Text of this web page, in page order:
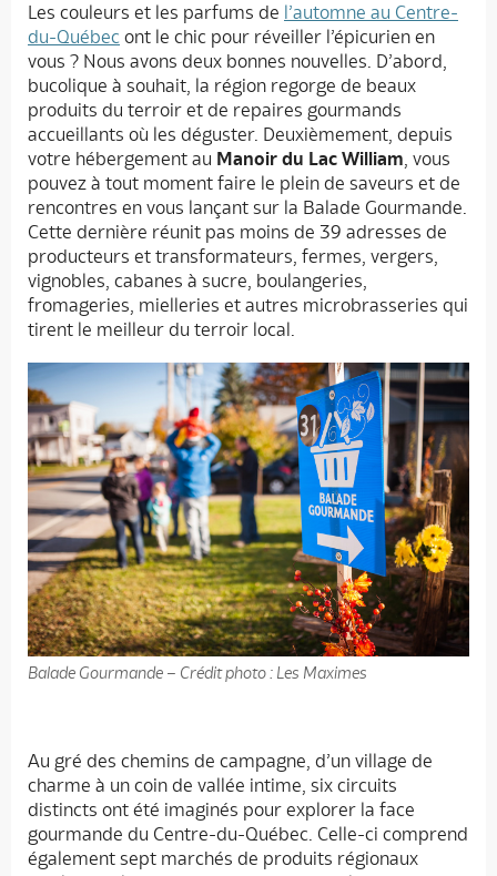
Accueil
Les couleurs et les parfums de l’automne au Centre-
du-Québec ont le chic pour réveiller l’épicurien en
vous ? Nous avons deux bonnes nouvelles. D’abord,
bucolique à souhait, la région regorge de beaux
produits du terroir et de repaires gourmands
accueillants où les déguster. Deuxièmement, depuis
votre hébergement au Manoir du Lac William, vous
pouvez à tout moment faire le plein de saveurs et de
rencontres en vous lançant sur la Balade Gourmande.
Cette dernière réunit pas moins de 39 adresses de
producteurs et transformateurs, fermes, vergers,
vignobles, cabanes à sucre, boulangeries,
fromageries, mielleries et autres microbrasseries qui
tirent le meilleur du terroir local.
Balade Gourmande – Crédit photo : Les Maximes
Au gré des chemins de campagne, d’un village de
charme à un coin de vallée intime, six circuits
distincts ont été imaginés pour explorer la face
gourmande du Centre-du-Québec. Celle-ci comprend
également sept marchés de produits régionaux